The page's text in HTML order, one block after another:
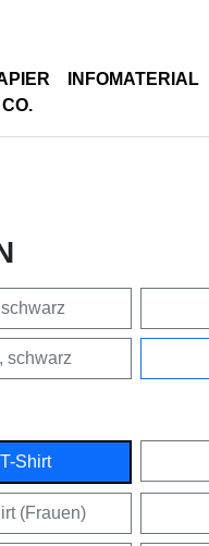
INFOMATERIAL
schwarz
Shirt
(Frauen)